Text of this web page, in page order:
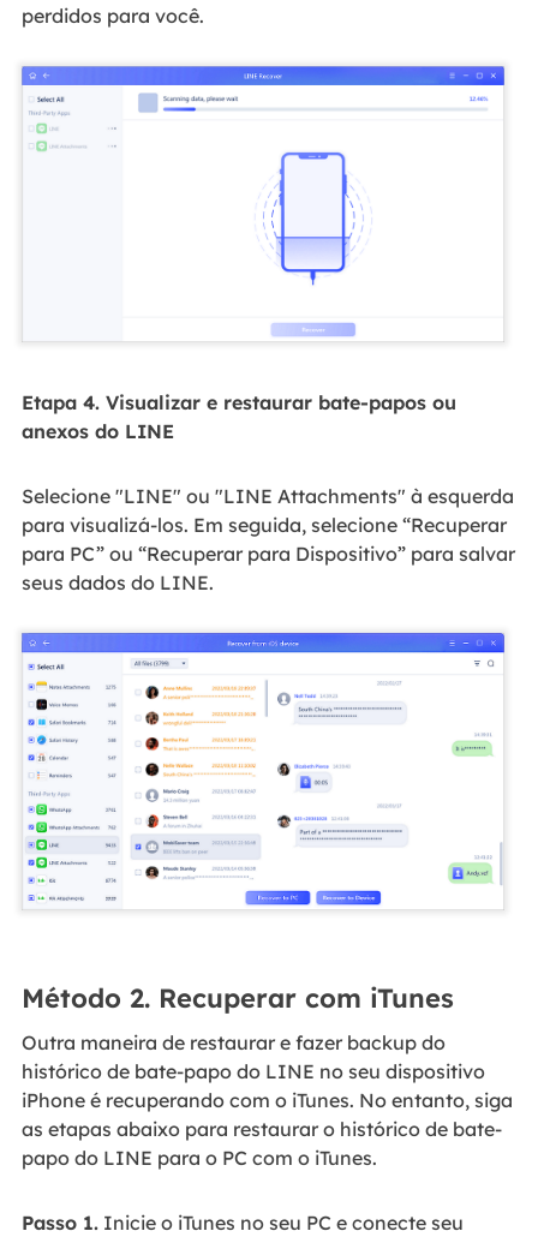
perdidos para você.
Etapa 4. Visualizar e restaurar bate-papos ou
anexos do LINE
Selecione "LINE" ou "LINE Attachments" à esquerda
para visualizá-los. Em seguida, selecione “Recuperar
para PC” ou “Recuperar para Dispositivo” para salvar
seus dados do LINE.
Método 2. Recuperar com iTunes
Outra maneira de restaurar e fazer backup do
histórico de bate-papo do LINE no seu dispositivo
iPhone é recuperando com o iTunes. No entanto, siga
as etapas abaixo para restaurar o histórico de bate-
papo do LINE para o PC com o iTunes.
Passo 1.Inicie o iTunes no seu PC e conecte seu